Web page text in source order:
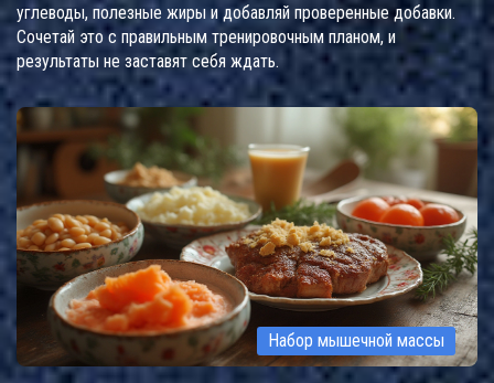
углеводы, полезные жиры и добавляй проверенные добавки.
Сочетай это с правильным тренировочным планом, и
результаты не заставят себя ждать.
Набор мышечной массы